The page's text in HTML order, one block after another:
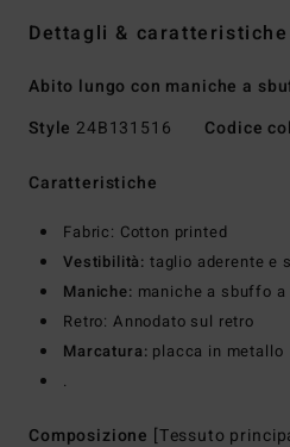
Dettagli & caratteristiche
Abito lungo con maniche a
Style 24B131516 Codice
Caratteristiche
Fabric: Cotton printed
Vestibilità: taglio aderente e
Maniche: maniche a sbuffo
Retro: Annodato sul retro
Marcatura: placca in metallo
.
Composizione [Tessuto